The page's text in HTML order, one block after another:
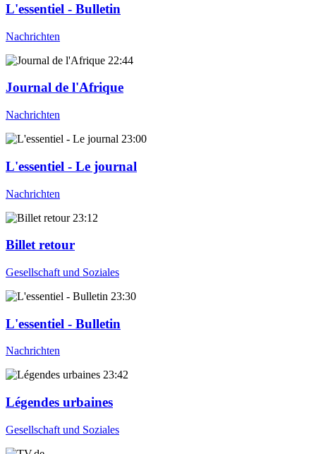
L'essentiel - Bulletin
Nachrichten
22:44
Journal de l'Afrique
Nachrichten
23:00
L'essentiel - Le journal
Nachrichten
23:12
Billet retour
Gesellschaft und Soziales
23:30
L'essentiel - Bulletin
Nachrichten
23:42
Légendes urbaines
Gesellschaft und Soziales